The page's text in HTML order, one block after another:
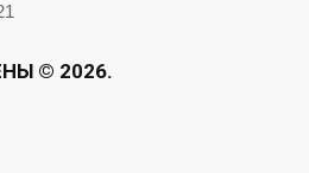
© 2026.